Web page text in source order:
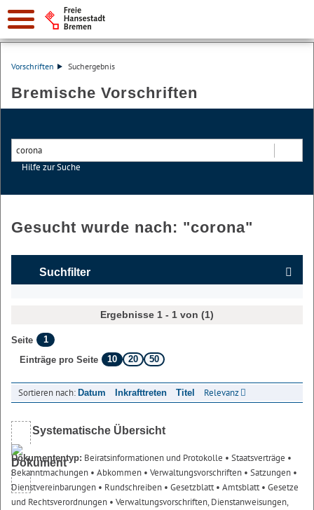
Vorschriften Suchergebnis
Bremische Vorschriften
Hilfe zur Suche
Gesucht wurde nach: "corona"
Suchfilter
Ergebnisse 1 - 1 von (1)
Seite
1
Einträge pro Seite
10 20 50
Sortieren nach: Datum Inkrafttreten Titel Relevanz
Systematische Übersicht
Dokumententyp: Beiratsinformationen und Protokolle • Staatsverträge •
Bekanntmachungen • Abkommen • Verwaltungsvorschriften • Satzungen •
Dienstvereinbarungen • Rundschreiben • Gesetzblatt• Amtsblatt• Gesetze
und Rechtsverordnungen • Verwaltungsvorschriften, Dienstanweisungen,